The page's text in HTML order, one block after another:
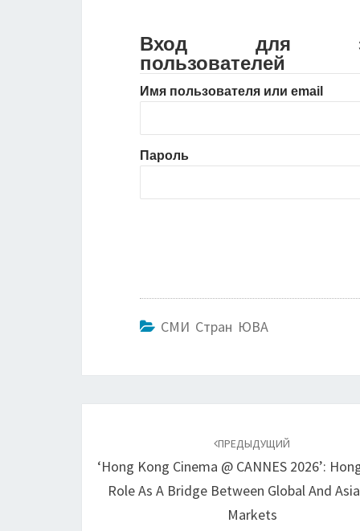
Вход для
пользователей
Имя пользователя или email
Пароль
СМИ Стран ЮВА
записям
ПРЕДЫДУЩИЙ
‘Hong Kong Cinema @ CANNES 2026’:
Role As A Bridge Between Global And
Markets